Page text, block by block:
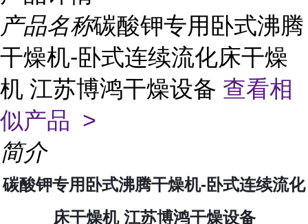
产品名称碳酸钾专用卧式沸腾
干燥机-卧式连续流化床干燥
机 江苏博鸿干燥设备 查看相
似产品 >
简介
碳酸钾专用卧式沸腾干燥机-卧式连续流化
床干燥机 江苏博鸿干燥设备